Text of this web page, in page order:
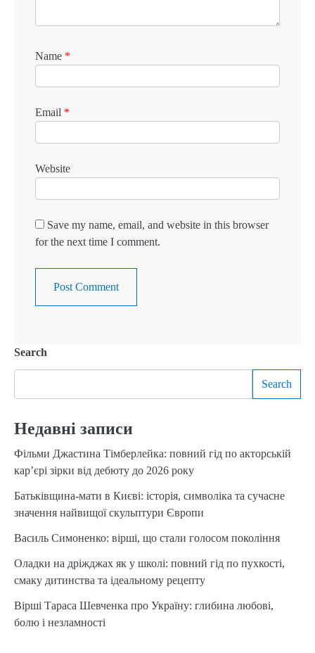
Name *
Email *
Website
Save my name, email, and website in this browser
for the next time I comment.
Search
Search
Недавні записи
Фільми Джастина Тімберлейка: повний гід по акторській
кар’єрі зірки від дебюту до 2026 року
Батьківщина-мати в Києві: історія, символіка та сучасне
значення найвищої скульптури Європи
Василь Симоненко: вірші, що стали голосом покоління
Оладки на дріжджах як у школі: повний гід по пухкості,
смаку дитинства та ідеальному рецепту
Вірші Тараса Шевченка про Україну: глибина любові,
болю і незламності